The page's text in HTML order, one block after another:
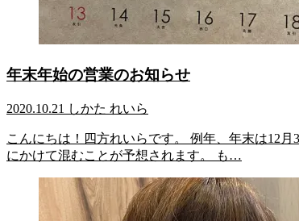
年末年始の営業のお知らせ
2020.10.21 しかた れいら
こんにちは！四方れいらです。 例年、年末は12
にかけて混むことが予想されます。 も…